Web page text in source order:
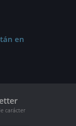
en
carácter